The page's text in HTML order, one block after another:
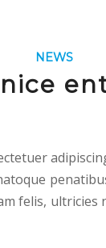
NEWS
felis,